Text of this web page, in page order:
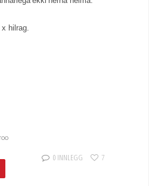
x hilrag.
0 INNLEGG 7